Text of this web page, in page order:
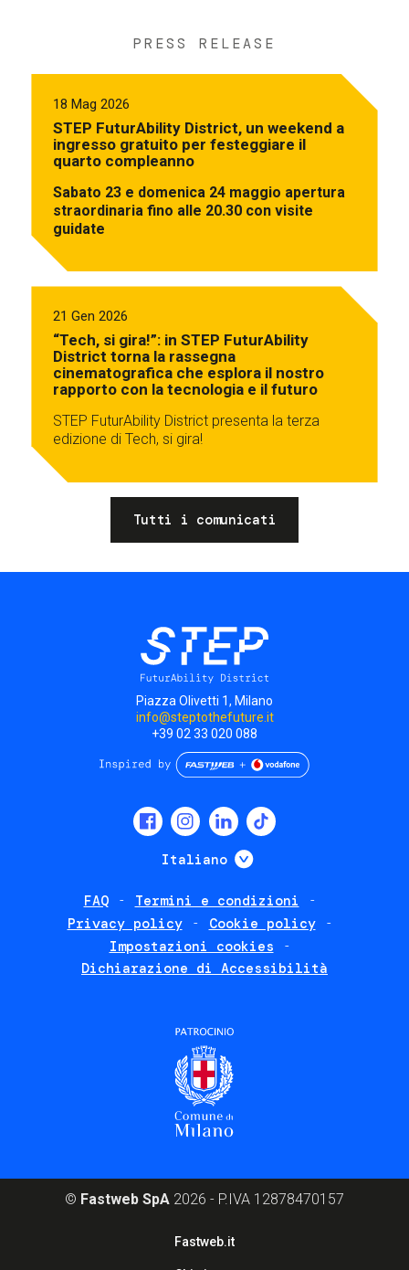
PRESS RELEASE
18 Mag 2026
STEP FuturAbility District, un weekend a
ingresso gratuito per festeggiare il
quarto compleanno
Sabato 23 e domenica 24 maggio apertura
straordinaria fino alle 20.30 con visite
guidate
21 Gen 2026
“Tech, si gira!”: in STEP FuturAbility
District torna la rassegna
cinematografica che esplora il nostro
rapporto con la tecnologia e il futuro
STEP FuturAbility District presenta la terza
edizione di Tech, si gira!
Tutti i comunicati
Piazza Olivetti 1, Milano
info@steptothefuture.it
+39 02 33 020 088
Italiano Mostra ulteriori
FAQ
Termini e condizioni
Privacy policy
Cookie policy
Impostazioni cookies
Dichiarazione di Accessibilità
© Fastweb SpA 2026 - P.IVA 12878470157
Fastweb.it